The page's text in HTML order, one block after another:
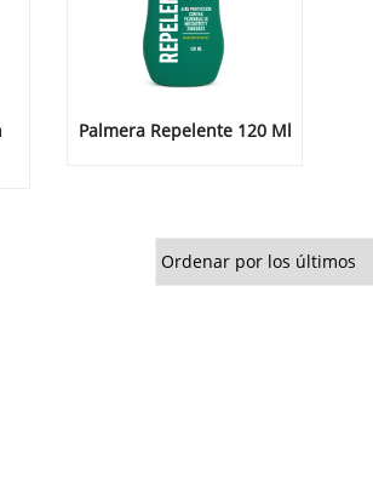
Palmera Repelente 120 Ml